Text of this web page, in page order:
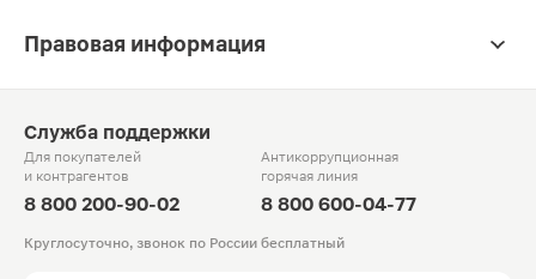
Правовая информация
Служба поддержки
Для покупателей
и контрагентов
8 800 200-90-02
Антикоррупционная
горячая линия
8 800 600-04-77
Круглосуточно, звонок по России бесплатный